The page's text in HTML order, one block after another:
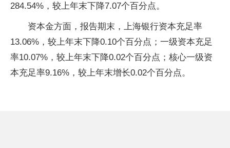
284.54%，较上年末下降7.07个百分点。
资本金方面，报告期末，上海银行资本充足率
13.06%，较上年末下降0.10个百分点；一级资本充足
率10.07%，较上年末下降0.02个百分点；核心一级资
本充足率9.16%，较上年末增长0.02个百分点。